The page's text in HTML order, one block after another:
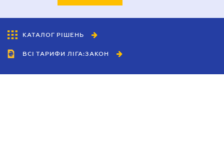
КАТАЛОГ РІШЕНЬ
ВСІ ТАРИФИ ЛІГА:ЗАКОН